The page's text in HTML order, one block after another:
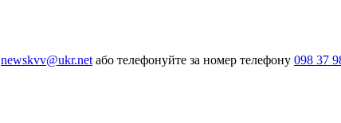
newskvv@ukr.netабо телефонуйте за номер телефону 098 37